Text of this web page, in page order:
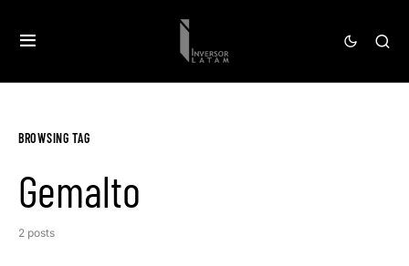
BROWSING TAG
Gemalto
2 posts